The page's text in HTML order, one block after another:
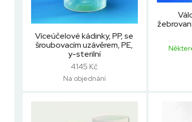
Víceúčelové kádinky, PP, se
šroubovacím uzávěrem, PE,
y-sterilní
4145 Kč
Na objednání